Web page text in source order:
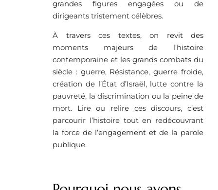
grandes figures engagées ou de
dirigeants tristement célèbres.
À travers ces textes, on revit des
moments majeurs de l’histoire
contemporaine et les grands combats du
siècle : guerre, Résistance, guerre froide,
création de l’État d’Israël, lutte contre la
pauvreté, la discrimination ou la peine de
mort. Lire ou relire ces discours, c’est
parcourir l’histoire tout en redécouvrant
la force de l’engagement et de la parole
publique.